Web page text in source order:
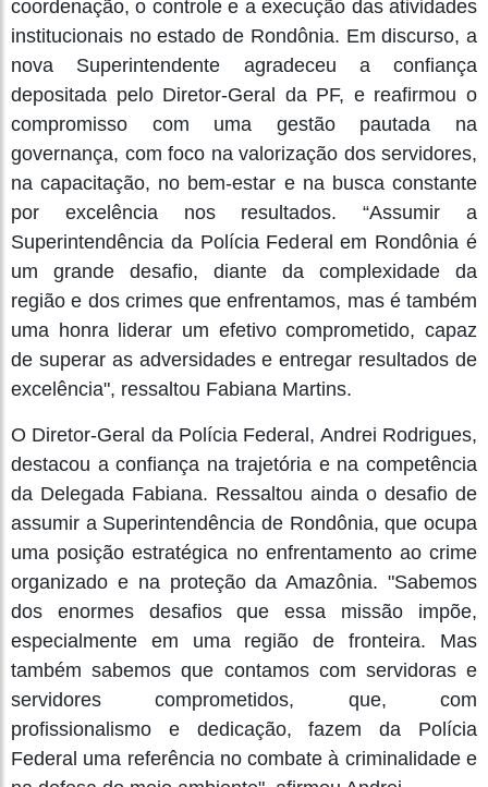
coordenação, o controle e a execução das atividades
institucionais no estado de Rondônia. Em discurso, a
nova Superintendente agradeceu a confiança
depositada pelo Diretor-Geral da PF, e reafirmou o
compromisso com uma gestão pautada na
governança, com foco na valorização dos servidores,
na capacitação, no bem-estar e na busca constante
por excelência nos resultados. “Assumir a
Superintendência da Polícia Federal em Rondônia é
um grande desafio, diante da complexidade da
região e dos crimes que enfrentamos, mas é também
uma honra liderar um efetivo comprometido, capaz
de superar as adversidades e entregar resultados de
excelência", ressaltou Fabiana Martins.
O Diretor-Geral da Polícia Federal, Andrei Rodrigues,
destacou a confiança na trajetória e na competência
da Delegada Fabiana. Ressaltou ainda o desafio de
assumir a Superintendência de Rondônia, que ocupa
uma posição estratégica no enfrentamento ao crime
organizado e na proteção da Amazônia. "Sabemos
dos enormes desafios que essa missão impõe,
especialmente em uma região de fronteira. Mas
também sabemos que contamos com servidoras e
servidores comprometidos, que, com
profissionalismo e dedicação, fazem da Polícia
Federal uma referência no combate à criminalidade e